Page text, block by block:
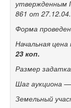
утвержденным
861 от 27.12.04.
Форма
Начальная
23 коп.
Размер задатка
Шаг аукциона —
Земельный